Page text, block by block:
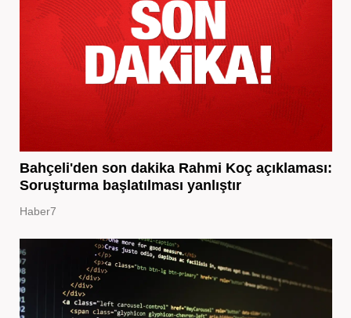
Bahçeli'den son dakika Rahmi Koç açıklaması:
Soruşturma başlatılması yanlıştır
Haber7